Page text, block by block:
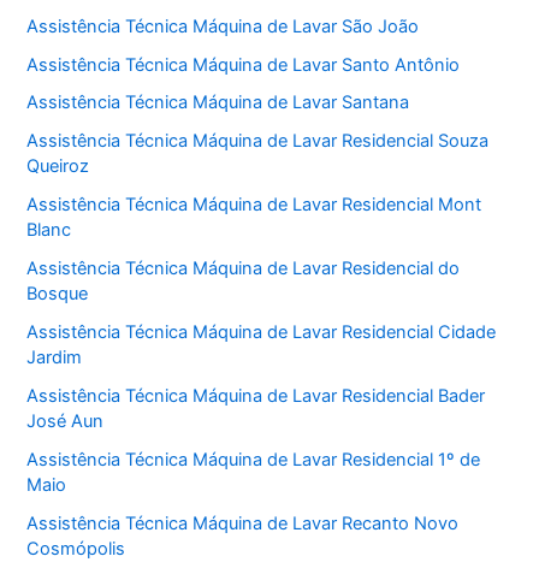
Assistência Técnica Máquina de Lavar São João
Assistência Técnica Máquina de Lavar Santo Antônio
Assistência Técnica Máquina de Lavar Santana
Assistência Técnica Máquina de Lavar Residencial Souza
Queiroz
Assistência Técnica Máquina de Lavar Residencial Mont
Blanc
Assistência Técnica Máquina de Lavar Residencial do
Bosque
Assistência Técnica Máquina de Lavar Residencial Cidade
Jardim
Assistência Técnica Máquina de Lavar Residencial Bader
José Aun
Assistência Técnica Máquina de Lavar Residencial 1º de
Maio
Assistência Técnica Máquina de Lavar Recanto Novo
Cosmópolis